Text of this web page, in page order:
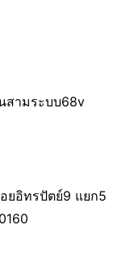
สามระบบ68v
ยอิทรปัตย์9 แยก5